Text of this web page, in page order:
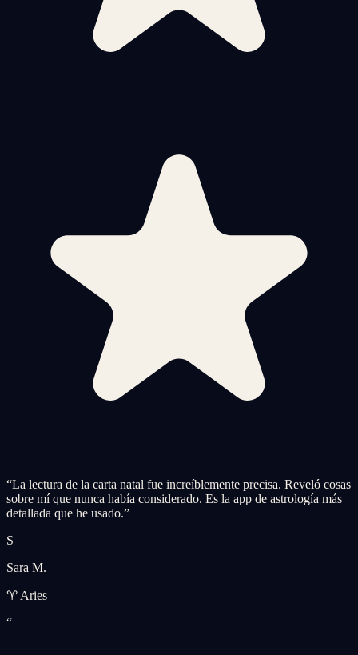
“La lectura de la carta natal fue increíblemente precisa. Reveló cosas
sobre mí que nunca había considerado. Es la app de astrología más
detallada que he usado.”
S
Sara M.
♈ Aries
“